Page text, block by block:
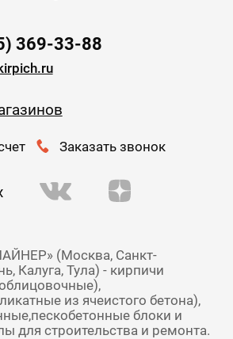
369-33-88
Заказать звонок
Калуга, Тула) - кирпичи
блоки и